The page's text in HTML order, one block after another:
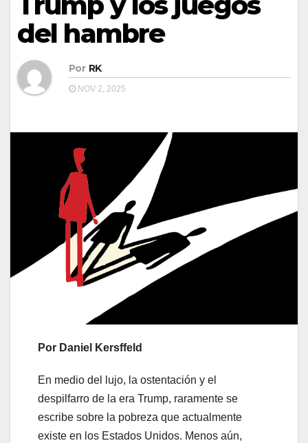
del hambre
Por RK
NOV 2, 2025
Por Daniel Kersffeld
En medio del lujo, la ostentación y el
despilfarro de la era Trump, raramente se
escribe sobre la pobreza que actualmente
existe en los Estados Unidos. Menos aún,